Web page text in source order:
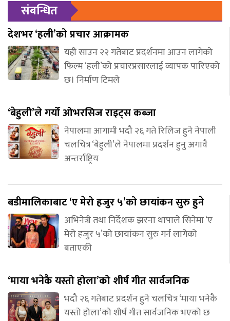
संबन्धित
देशभर ‘हली’को प्रचार आक्रामक
यही साउन २२ गतेबाट प्रदर्शनमा आउन लागेको
फिल्म ‘हली’को प्रचारप्रसारलाई व्यापक पारिएको
छ। निर्माण टिमले
‘बेहुली’ले गर्यो ओभरसिज राइट्स कब्जा
नेपालमा आगामी भदौ २६ गते रिलिज हुने नेपाली
चलचित्र ‘बेहुली’ले नेपालमा प्रदर्शन हुनु अगावै
अन्तर्राष्ट्रिय
बडीमालिकाबाट ‘ए मेरो हजुर ५’को छायांकन सुरु हुने
अभिनेत्री तथा निर्देशक झरना थापाले सिनेमा ‘ए
मेरो हजुर ५’को छायांकन सुरु गर्न लागेको
बताएकी
‘माया भनेकै यस्तो होला’को शीर्ष गीत सार्वजनिक
भदौ २६ गतेबाट प्रदर्शन हुने चलचित्र ‘माया भनेकै
यस्तो होला’को शीर्ष गीत सार्वजनिक भएको छ